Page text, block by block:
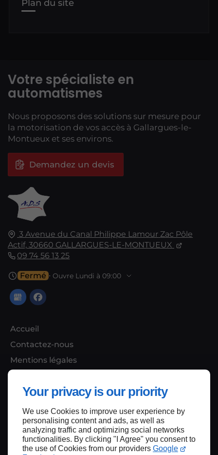
Your privacy is our priority
We use Cookies to improve user experience by
personalising content and ads, as well as
analyzing traffic and optimizing social networks
functionalities. By clicking "I Agree" you consent to
the use of Cookies from our providers Google
Plan du site
3 Avenue du Canal Philippe Lamour Zac Pôle
Actif, 30660 GALLARGUES-LE-MONTUEUX
09 74 56 13 25
Fermé ⋅ Ouvre Lundi à 09:00
Accueil
Contactez-nous
Mentions légales
Votre spécialiste en
automatismes
Nous proposons des solutions sur mesure pour
la motorisation de vos accès à Gallargues-le-
Montueux et ses environs.
Demandez un devis
Haut de page